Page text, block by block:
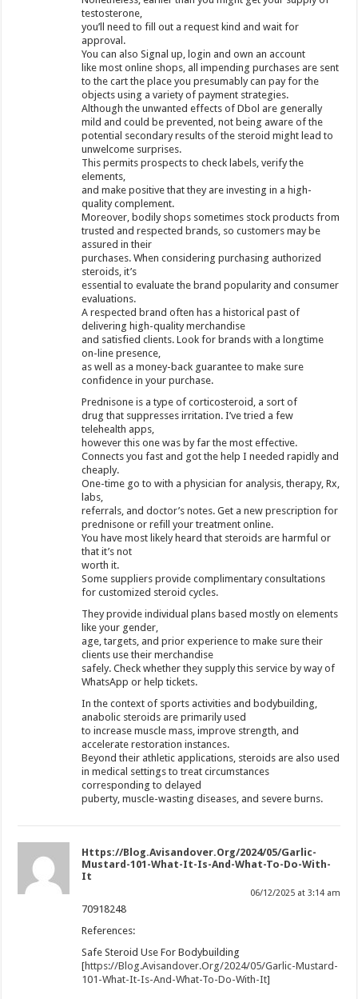
testosterone,
you’ll need to fill out a request kind and wait for
approval.
You can also Signal up, login and own an account
like most online shops, all impending purchases are sent
to the cart the place you presumably can pay for the
objects using a variety of payment strategies.
Although the unwanted effects of Dbol are generally
mild and could be prevented, not being aware of the
potential secondary results of the steroid might lead to
unwelcome surprises.
This permits prospects to check labels, verify the
elements,
and make positive that they are investing in a high-
quality complement.
Moreover, bodily shops sometimes stock products from
trusted and respected brands, so customers may be
assured in their
purchases. When considering purchasing authorized
steroids, it’s
essential to evaluate the brand popularity and consumer
evaluations.
A respected brand often has a historical past of
delivering high-quality merchandise
and satisfied clients. Look for brands with a longtime
on-line presence,
as well as a money-back guarantee to make sure
confidence in your purchase.
Prednisone is a type of corticosteroid, a sort of
drug that suppresses irritation. I’ve tried a few
telehealth apps,
however this one was by far the most effective.
Connects you fast and got the help I needed rapidly and
cheaply.
One-time go to with a physician for analysis, therapy, Rx,
labs,
referrals, and doctor’s notes. Get a new prescription for
prednisone or refill your treatment online.
You have most likely heard that steroids are harmful or
that it’s not
worth it.
Some suppliers provide complimentary consultations
for customized steroid cycles.
They provide individual plans based mostly on elements
like your gender,
age, targets, and prior experience to make sure their
clients use their merchandise
safely. Check whether they supply this service by way of
WhatsApp or help tickets.
In the context of sports activities and bodybuilding,
anabolic steroids are primarily used
to increase muscle mass, improve strength, and
accelerate restoration instances.
Beyond their athletic applications, steroids are also used
in medical settings to treat circumstances
corresponding to delayed
puberty, muscle-wasting diseases, and severe burns.
Https://Blog.Avisandover.Org/2024/05/Garlic-
Mustard-101-What-It-Is-And-What-To-Do-With-
It
06/12/2025 at 3:14 am
70918248
References:
Safe Steroid Use For Bodybuilding
[https://Blog.Avisandover.Org/2024/05/Garlic-Mustard-
101-What-It-Is-And-What-To-Do-With-It]